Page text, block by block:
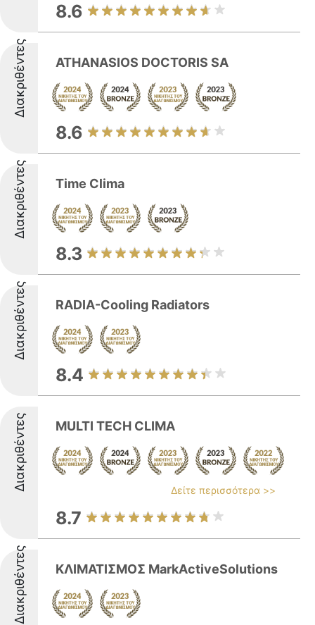
8.6
Διακριθέντες ATHANASIOS DOCTORIS SA
8.6
Διακριθέντες Time Clima
8.3
Διακριθέντες RADIA-Cooling Radiators
8.4
Διακριθέντες MULTI TECH CLIMA
Δείτε περισσότερα >>
8.7
Διακριθέντες ΚΛΙΜΑΤΙΣΜΟΣ MarkActiveSolutions